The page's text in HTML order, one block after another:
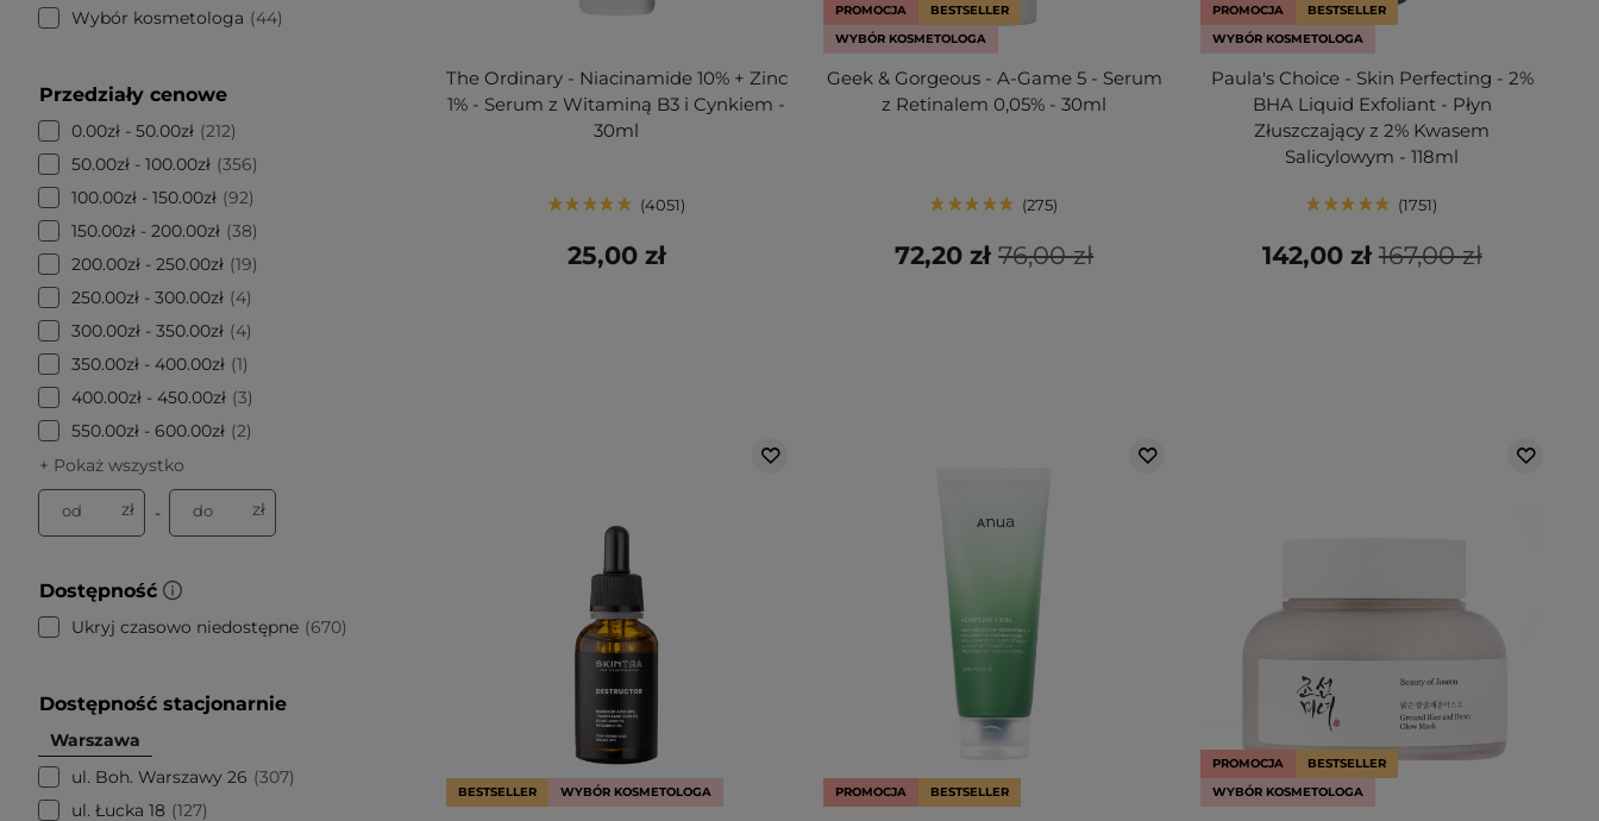
Wybór kosmetologa
44
Przedziały cenowe
0.00zł - 50.00zł 212
50.00zł - 100.00zł 356
100.00zł - 150.00zł 92
150.00zł - 200.00zł 38
200.00zł - 250.00zł 19
250.00zł - 300.00zł
4
300.00zł - 350.00zł
4
350.00zł - 400.00zł 1
400.00zł - 450.00zł 3
550.00zł - 600.00zł 2
+ Pokaż wszystko
od zł - do zł
Dostępność
Ukryj czasowo niedostępne 670
Dostępność stacjonarnie
Warszawa
ul. Boh. Warszawy 26
307
ul. Łucka 18 127
The Ordinary - Niacinamide 10% + Zinc
1% - Serum z Witaminą B3 i Cynkiem -
30ml
4051
25,00 zł
PROMOCJA
BESTSELLER
WYBÓR KOSMETOLOGA
Geek & Gorgeous - A-Game 5 - Serum
z Retinalem 0,05% - 30ml
275
76,00 zł
72,20 zł
PROMOCJA
BESTSELLER
WYBÓR KOSMETOLOGA
Paula's Choice - Skin Perfecting - 2%
BHA Liquid Exfoliant - Płyn
Złuszczający z 2% Kwasem
Salicylowym - 118ml
1751
167,00 zł
142,00 zł
BESTSELLER WYBÓR KOSMETOLOGA PROMOCJA BESTSELLER
PROMOCJA
BESTSELLER
WYBÓR KOSMETOLOGA